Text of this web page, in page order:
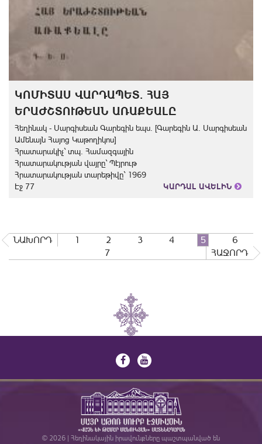
ԿՈՄԻՏԱՍ ՎԱՐԴԱՊԵՏ. ՀԱՅ
ԵՐԱԺՇՏՈՒԹԵԱՆ ԱՌԱՔԵԱԼԸ
Հեղինակ - Սարգիսեան Գարեգին եպս. [Գարեգին Ա. Սարգիսեան
Ամենայն Հայոց Կաթողիկոս]
Հրատարակիչ` տպ. Համազգային
Հրատարակության վայրը` Պէյրութ
Հրատարակության տարեթիվը` 1969
Էջ 77
ԿԱՐԴԱԼ ԱՎԵԼԻՆ
ՆԱԽՈՐԴ 1 2 3 4 5
6
7
ՀԱՋՈՐԴ
© 2026 | Հեղինակային իրավունքները պաշտպանված են